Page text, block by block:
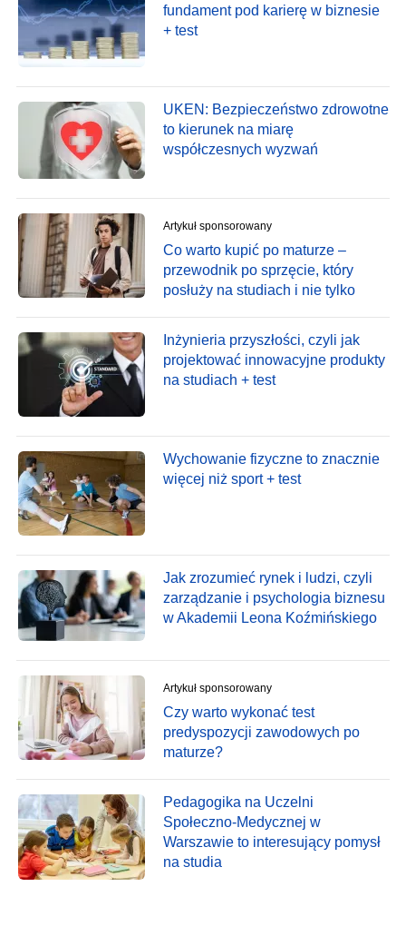
fundament pod karierę w biznesie
+ test
UKEN: Bezpieczeństwo zdrowotne
to kierunek na miarę
współczesnych wyzwań
Artykuł sponsorowany
Co warto kupić po maturze –
przewodnik po sprzęcie, który
posłuży na studiach i nie tylko
Inżynieria przyszłości, czyli jak
projektować innowacyjne produkty
na studiach + test
Wychowanie fizyczne to znacznie
więcej niż sport + test
Jak zrozumieć rynek i ludzi, czyli
zarządzanie i psychologia biznesu
w Akademii Leona Koźmińskiego
Artykuł sponsorowany
Czy warto wykonać test
predyspozycji zawodowych po
maturze?
Pedagogika na Uczelni
Społeczno-Medycznej w
Warszawie to interesujący pomysł
na studia